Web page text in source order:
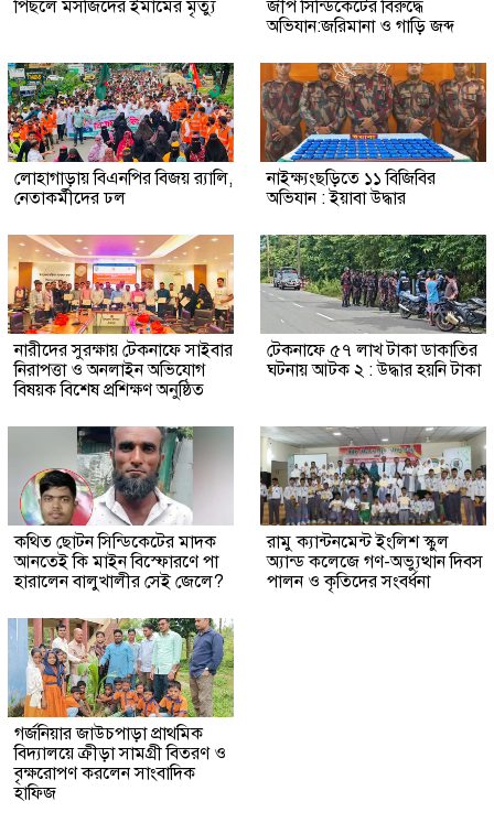
পিছলে মসজিদের ইমামের মৃত্যু
জীপ সিন্ডিকেটের বিরুদ্ধে
অভিযান:জরিমানা ও গাড়ি জব্দ
লোহাগাড়ায় বিএনপির বিজয় র‍্যালি,
নেতাকর্মীদের ঢল
নাইক্ষ্যংছড়িতে ১১ বিজিবির
অভিযান : ইয়াবা উদ্ধার
নারীদের সুরক্ষায় টেকনাফে সাইবার
নিরাপত্তা ও অনলাইন অভিযোগ
বিষয়ক বিশেষ প্রশিক্ষণ অনুষ্ঠিত
টেকনাফে ৫৭ লাখ টাকা ডাকাতির
ঘটনায় আটক ২ : উদ্ধার হয়নি টাকা
কথিত ছোটন সিন্ডিকেটের মাদক
আনতেই কি মাইন বিস্ফোরণে পা
হারালেন বালুখালীর সেই জেলে?
রামু ক্যান্টনমেন্ট ইংলিশ স্কুল
অ্যান্ড কলেজে গণ-অভ্যুত্থান দিবস
পালন ও কৃতিদের সংবর্ধনা
গর্জনিয়ার জাউচপাড়া প্রাথমিক
বিদ্যালয়ে ক্রীড়া সামগ্রী বিতরণ ও
বৃক্ষরোপণ করলেন সাংবাদিক
হাফিজ